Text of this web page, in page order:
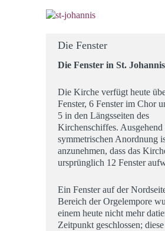
Die Fenster
Die Fenster in St. Johannis
Die Kirche verfügt heute
Fenster, 6 Fenster im Chor
5 in den Längsseiten des
Kirchenschiffes. Ausgehend
symmetrischen Anordnung
anzunehmen, dass das
ursprünglich 12 Fenster
Ein Fenster auf der
Bereich der Orgelempore
einem heute nicht mehr
Zeitpunkt geschlossen; diese